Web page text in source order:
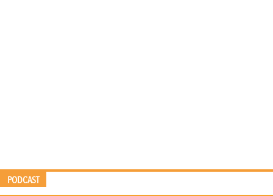
PODCAST